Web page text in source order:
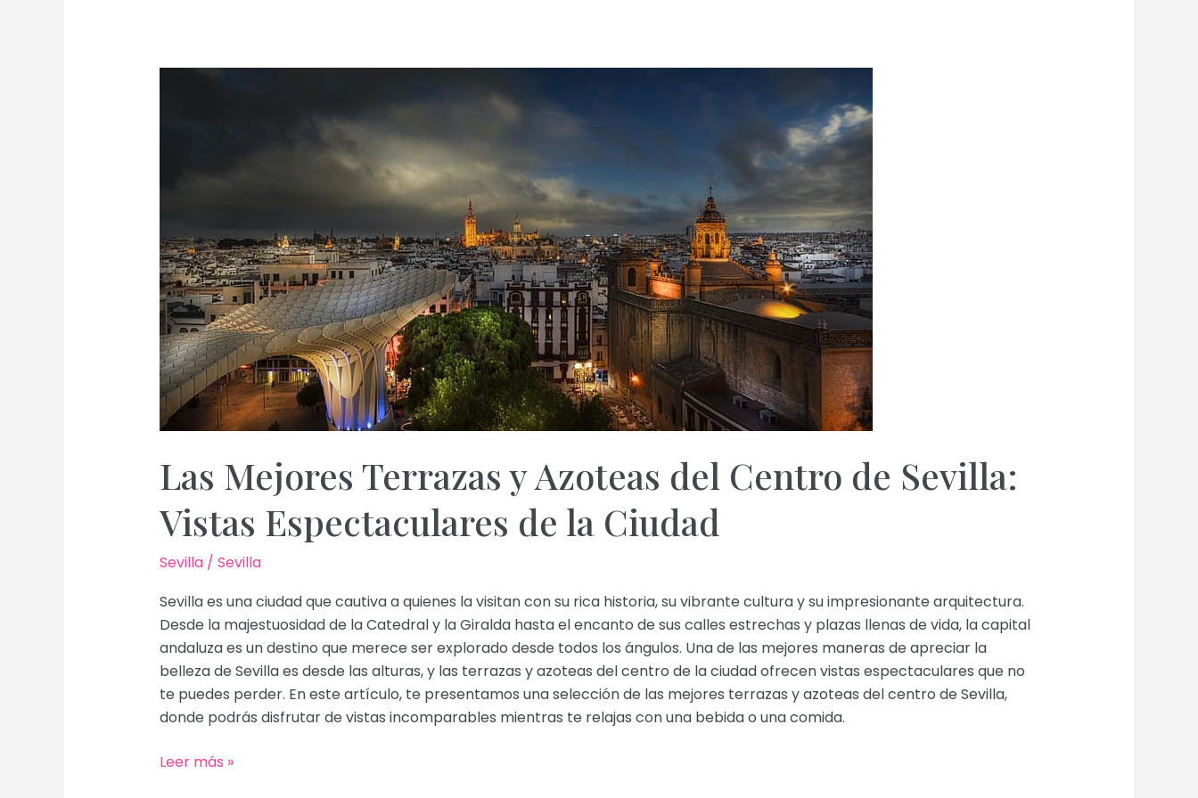
Las Mejores Terrazas y Azoteas del Centro de Sevilla:
Vistas Espectaculares de la Ciudad
Sevilla/ Sevilla
Sevilla es una ciudad que cautiva a quienes la visitan con su rica historia, su vibrante cultura y su impresionante arquitectura.
Desde la majestuosidad de la Catedral y la Giralda hasta el encanto de sus calles estrechas y plazas llenas de vida, la capital
andaluza es un destino que merece ser explorado desde todos los ángulos. Una de las mejores maneras de apreciar la
belleza de Sevilla es desde las alturas, y las terrazas y azoteas del centro de la ciudad ofrecen vistas espectaculares que no
te puedes perder. En este artículo, te presentamos una selección de las mejores terrazas y azoteas del centro de Sevilla,
donde podrás disfrutar de vistas incomparables mientras te relajas con una bebida o una comida.
Las
Leer más »